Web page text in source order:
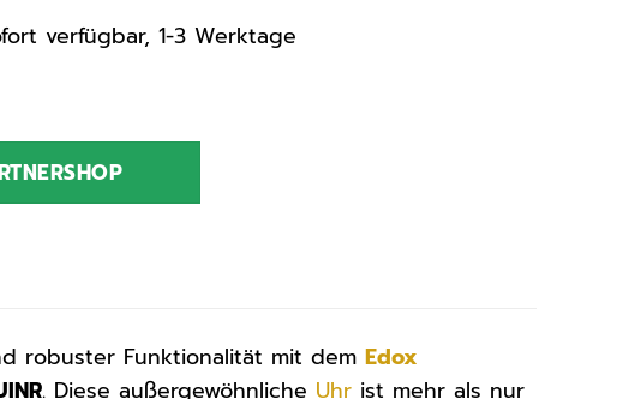
verfügbar, 1-3 Werktage
robuster Funktionalität mit demEdox
. Diese außergewöhnliche Uhr ist mehr als nur